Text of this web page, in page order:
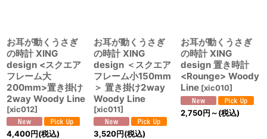
お耳が動くうさぎ
の時計 XING
design <スクエア
フレーム大
200mm>置き掛け
2way Woody Line
[xic012]
4,400円(税込)
お耳が動くうさぎ
の時計 XING
design ＜スクエア
フレーム小150mm
＞ 置き掛け2way
Woody Line
[xic011]
3,520円(税込)
お耳が動くうさぎ
の時計 XING
design 置き時計
<Rounge> Woody
Line [xic010]
2,750円～(税込)